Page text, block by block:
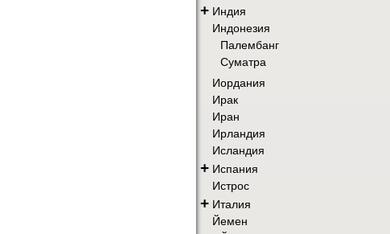
+ Индия
Индонезия
Палембанг
Суматра
Иордания
Ирак
Иран
Ирландия
Исландия
+ Испания
Истрос
+ Италия
Йемен